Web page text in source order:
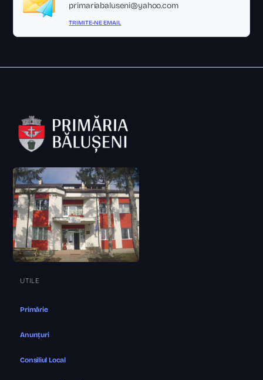
primariabaluseni@yahoo.com
TRIMITE-NE EMAIL
UTILE
Primărie
Anunțuri
Consiliul Local